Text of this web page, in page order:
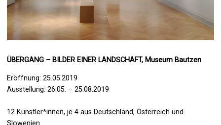
ÜBERGANG – BILDER EINER LANDSCHAFT, Museum Bautzen
Eröffnung: 25.05.2019
Ausstellung: 26.05. – 25.08.2019
12 Künstler*innen, je 4 aus Deutschland, Österreich und
Slowenien